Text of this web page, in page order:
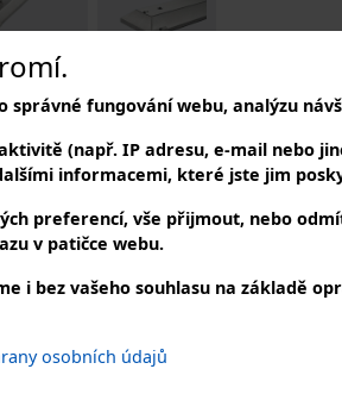
správné fungování webu, analýzu
(např. IP adresu, e-mail
informacemi, které jste jim
preferencí, vše přijmout, nebo
v patičce webu.
i bez vašeho souhlasu na základě
osobních údajů
Popis
Manuál-elektr. infra zařiče